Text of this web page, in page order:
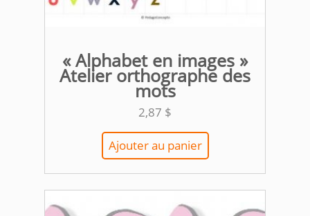
« Alphabet en images »
Atelier orthographe des
mots
2,87 $
Ajouter au panier